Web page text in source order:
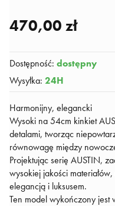
470,00 zł
Dostępność: dostępny
Wysyłka: 24H
Harmonijny, elegancki
Wysoki na 54cm kinkiet
detalami, tworząc
równowagę między
Projektując serię AUSTIN,
wysokiej jakości
elegancją i luksusem.
Ten model wykończony jest